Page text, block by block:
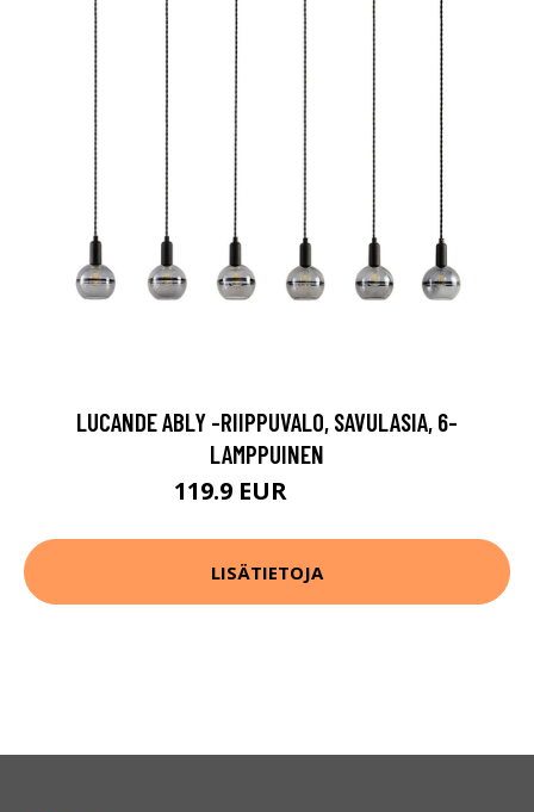
LUCANDE ABLY -RIIPPUVALO, SAVULASIA, 6-
LAMPPUINEN
119.9 EUR
LISÄTIETOJA